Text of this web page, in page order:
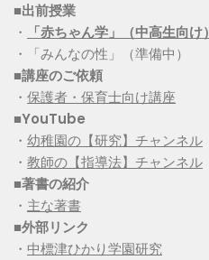
■出前授業
・
「赤ちゃん学」（中高生向け）
・「みんなの性」（準備中）
■講座のご依頼
・ 保護者・保育士向け講座
■YouTube
・ 幼稚園の【研究】チャンネル
・ 教師の【指導法】チャンネル
■著書の紹介
・ 主な著書
■外部リンク
・ 中標津ひかり学園研究